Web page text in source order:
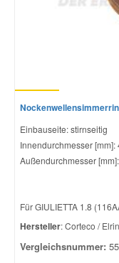
Einbauseite: stirnseitig
Innendurchmesser [mm]:
Außendurchmesser
Für GIULIETTA 1.8
Hersteller: Corteco /
Vergleichsnummer: